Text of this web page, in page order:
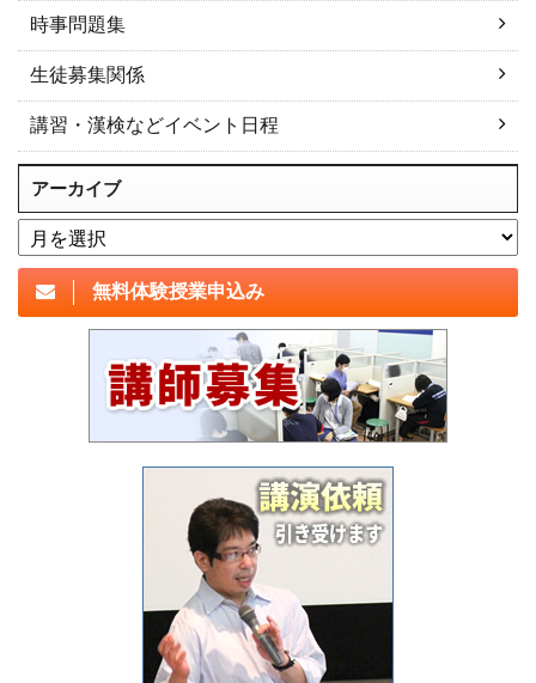
時事問題集
生徒募集関係
講習・漢検などイベント日程
アーカイブ
アーカイブ
無料体験授業申込み